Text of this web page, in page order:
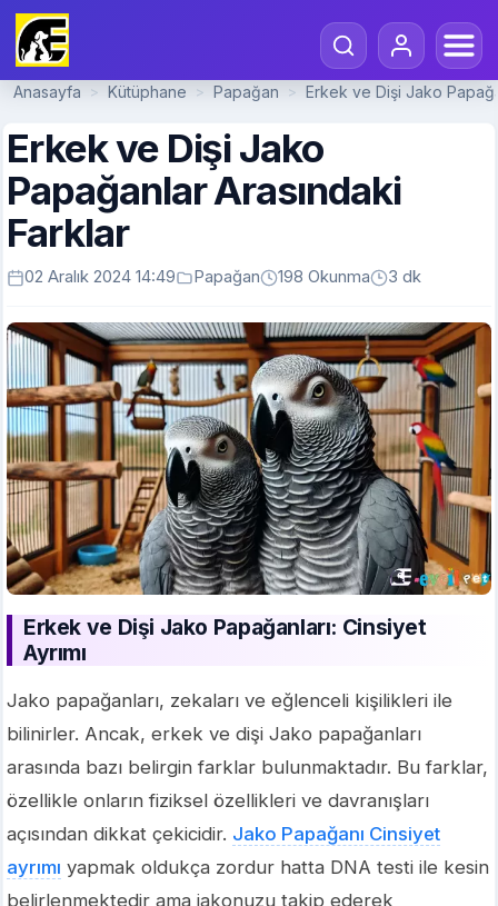
Anasayfa > Kütüphane > Papağan > Erkek ve Dişi Jako
Erkek ve Dişi Jako
Papağanlar Arasındaki
Farklar
02 Aralık 2024 14:49 Papağan 198 Okunma 3 dk
Erkek ve Dişi Jako Papağanları: Cinsiyet
Ayrımı
Jako papağanları, zekaları ve eğlenceli kişilikleri ile
bilinirler. Ancak, erkek ve dişi Jako papağanları
arasında bazı belirgin farklar bulunmaktadır. Bu farklar,
özellikle onların fiziksel özellikleri ve davranışları
açısından dikkat çekicidir. Jako Papağanı Cinsiyet
ayrımı yapmak oldukça zordur hatta DNA testi ile kesin
belirlenmektedir ama jakonuzu takip ederek